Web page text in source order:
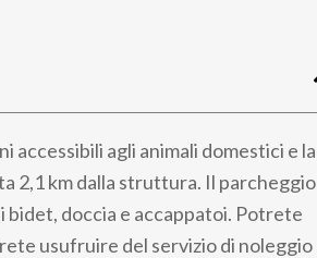
accessibili agli animali domestici e la
2,1 km dalla struttura. Il parcheggio
doccia e accappatoi. Potrete
usufruire del servizio di noleggio